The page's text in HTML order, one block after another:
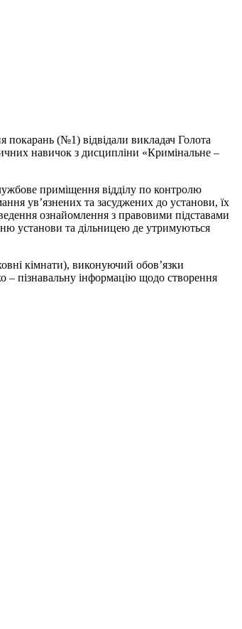
(№1) відвідали викладач Голота
навичок з дисципліни «Кримінальне –
приміщення відділу по контролю
ув’язнених та засуджених до установи, їх
ознайомлення з правовими підставами
установи та дільницею де утримуються
кімнати), виконуючий обов’язки
– пізнавальну інформацію щодо створення